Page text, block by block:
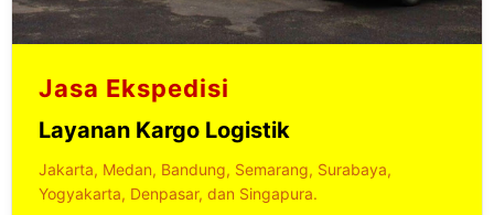
Jasa Ekspedisi
Layanan Kargo Logistik
Jakarta, Medan, Bandung, Semarang, Surabaya,
Yogyakarta, Denpasar, dan Singapura.